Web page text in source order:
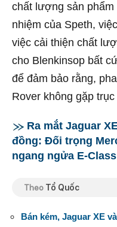
chất lượng sản
nhiệm của Speth,
việc cải thiện chất
cho Blenkinsop bất
để đảm bảo rằng,
Rover không gặp trục
Ra mắt Jaguar
đồng: Đối trọng
ngang ngửa E-Class
Theo Tổ Quốc
Bán kém, Jaguar XE